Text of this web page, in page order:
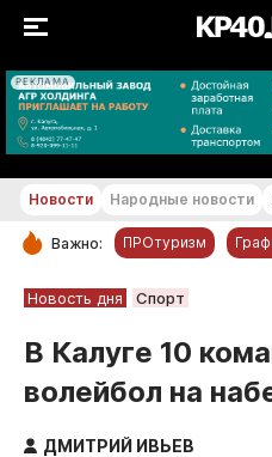
РЕКЛАМА
РУБРИКИ
Новости компаний
Статьи
Народные новости
Новости Народные новости
Важно: ПРОтуризм
Новость дня Спорт
В Калуге 10
волейбол на
ДМИТРИЙ ИВЬЕВ